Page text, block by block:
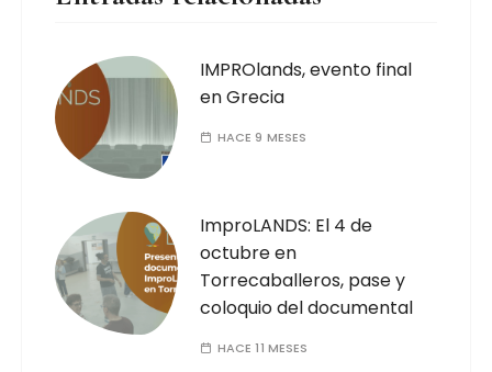
IMPROlands, evento final
en Grecia
HACE 9 MESES
ImproLANDS: El 4 de
octubre en
Torrecaballeros, pase y
coloquio del documental
HACE 11 MESES